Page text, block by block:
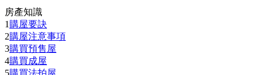
房產知識
1 購屋要訣
2購屋注意事項
3購買預售屋
4購買成屋
5購買法拍屋